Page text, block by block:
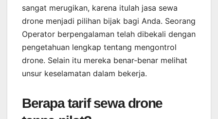
sangat merugikan, karena itulah jasa sewa
drone menjadi pilihan bijak bagi Anda. Seorang
Operator berpengalaman telah dibekali dengan
pengetahuan lengkap tentang mengontrol
drone. Selain itu mereka benar-benar melihat
unsur keselamatan dalam bekerja.
Berapa tarif sewa drone